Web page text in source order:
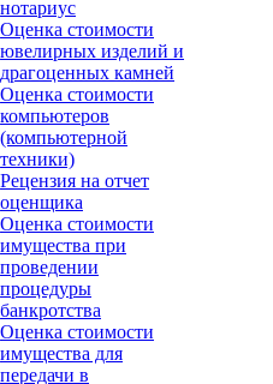
нотариус
Оценка стоимости
ювелирных изделий и
драгоценных камней
Оценка стоимости
компьютеров
(компьютерной
техники)
Рецензия на отчет
оценщика
Оценка стоимости
имущества при
проведении
процедуры
банкротства
Оценка стоимости
имущества для
передачи в